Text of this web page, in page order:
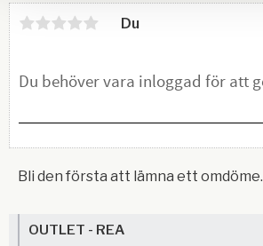
Du
Bli den första att lämna ett omdöme.
OUTLET - REA